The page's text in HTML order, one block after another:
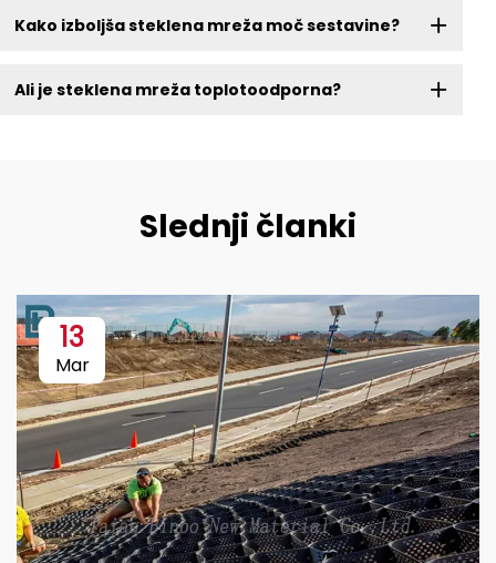
Kako izboljša steklena mreža moč sestavine?
Ali je steklena mreža toplotoodporna?
Slednji članki
13
Mar